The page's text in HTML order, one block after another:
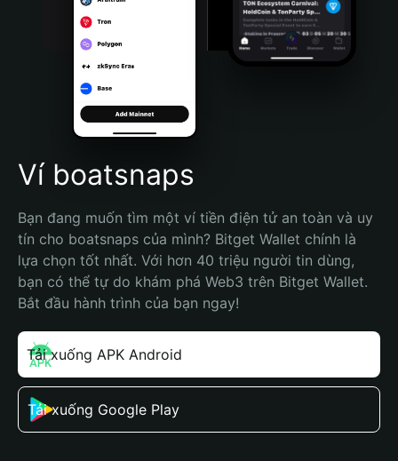
Português (Brasil)
Español (Argentina)
Ví boatsnaps
Bạn đang muốn tìm một ví tiền điện tử an toàn và uy
tín cho boatsnaps của mình? Bitget Wallet chính là
lựa chọn tốt nhất. Với hơn 40 triệu người tin dùng,
bạn có thể tự do khám phá Web3 trên Bitget Wallet.
Bắt đầu hành trình của bạn ngay!
Tải xuống APK Android
Tải xuống Google Play